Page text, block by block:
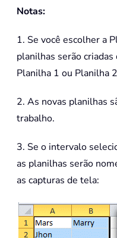
Notas:
1. Se você escolher a
planilhas serão
Planilha 1 ou Planilha
2. As novas planilhas
trabalho.
3. Se o intervalo
as planilhas serão
as capturas de tela: